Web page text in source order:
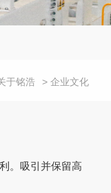
于铭浩 > 企业文化
。吸引并保留高